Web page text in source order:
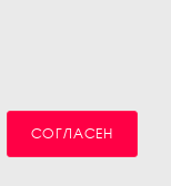
СОГЛАСЕН